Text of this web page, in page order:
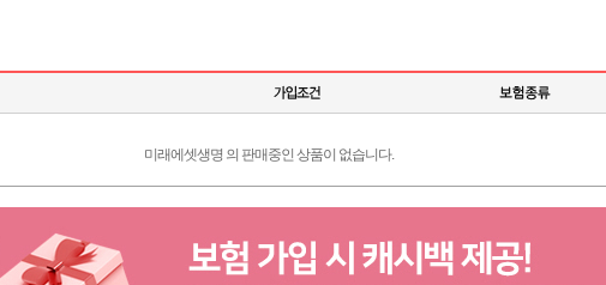
미래에셋생명 의 판매중인 상품이 없습니다.